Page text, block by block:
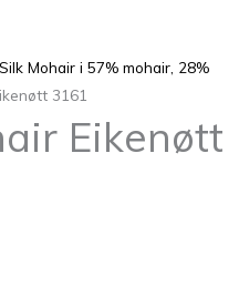
Mohair i 57% mohair, 28%
3161
Eikenøtt